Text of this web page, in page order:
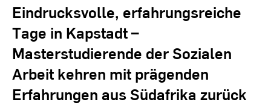
Eindrucksvolle, erfahrungsreiche
Tage in Kapstadt –
Masterstudierende der Sozialen
Arbeit kehren mit prägenden
Erfahrungen aus Südafrika zurück